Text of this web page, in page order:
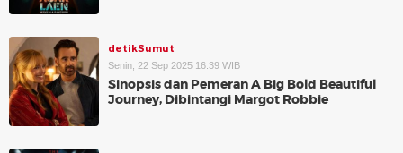
detikSumut
Senin, 22 Sep 2025 16:39 WIB
Sinopsis dan Pemeran A Big Bold Beautiful
Journey, Dibintangi Margot Robbie